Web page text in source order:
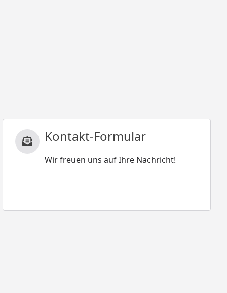
Kontakt-Formular
Wir freuen uns auf Ihre Nachricht!